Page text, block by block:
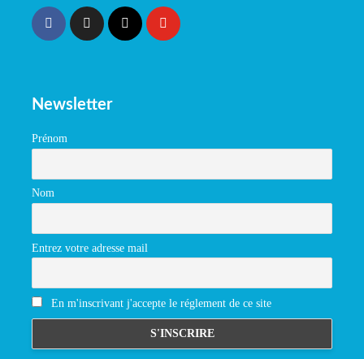
Newsletter
Prénom
Nom
Entrez votre adresse mail
En m'inscrivant j'accepte le réglement de ce site